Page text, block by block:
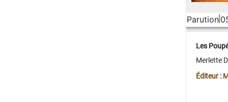
Parution
Les
Merlette
Éditeur :